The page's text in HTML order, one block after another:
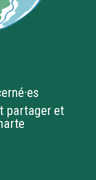
partager et